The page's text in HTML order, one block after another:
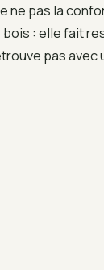
ne pas la
bois : elle fait
pas avec